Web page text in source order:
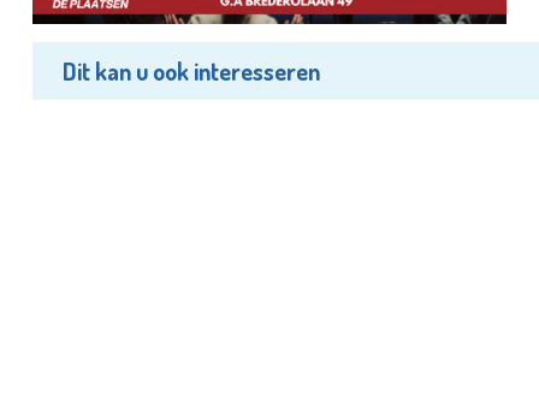
Dit kan u ook interesseren